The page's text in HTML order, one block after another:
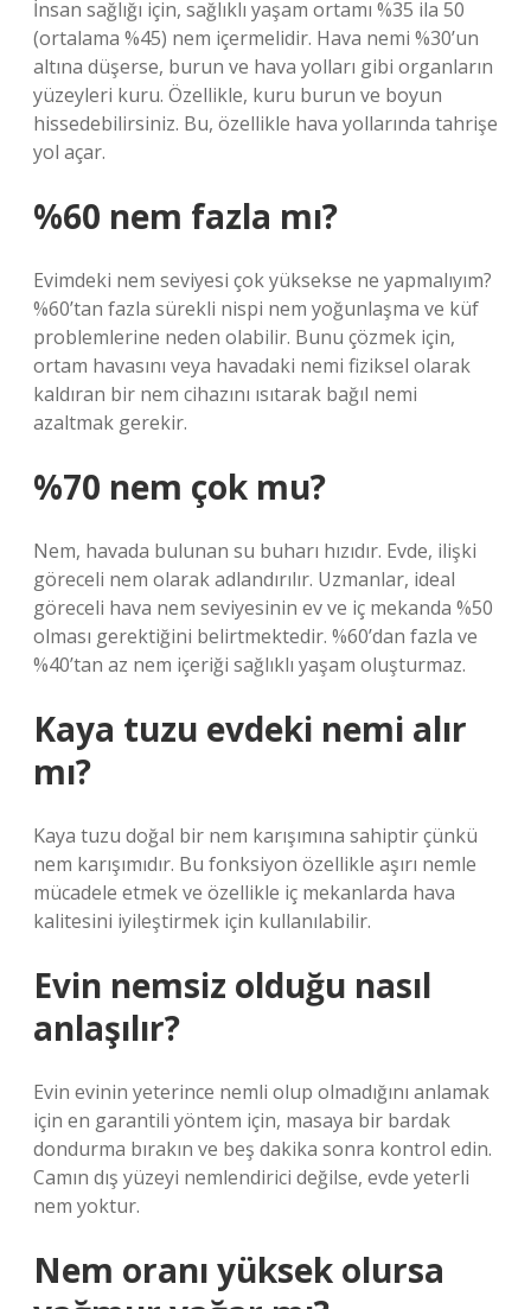
İnsan sağlığı için, sağlıklı yaşam ortamı %35 ila 50
(ortalama %45) nem içermelidir. Hava nemi %30’un
altına düşerse, burun ve hava yolları gibi organların
yüzeyleri kuru. Özellikle, kuru burun ve boyun
hissedebilirsiniz. Bu, özellikle hava yollarında tahrişe
yol açar.
%60 nem fazla mı?
Evimdeki nem seviyesi çok yüksekse ne yapmalıyım?
%60’tan fazla sürekli nispi nem yoğunlaşma ve küf
problemlerine neden olabilir. Bunu çözmek için,
ortam havasını veya havadaki nemi fiziksel olarak
kaldıran bir nem cihazını ısıtarak bağıl nemi
azaltmak gerekir.
%70 nem çok mu?
Nem, havada bulunan su buharı hızıdır. Evde, ilişki
göreceli nem olarak adlandırılır. Uzmanlar, ideal
göreceli hava nem seviyesinin ev ve iç mekanda %50
olması gerektiğini belirtmektedir. %60’dan fazla ve
%40’tan az nem içeriği sağlıklı yaşam oluşturmaz.
Kaya tuzu evdeki nemi alır
mı?
Kaya tuzu doğal bir nem karışımına sahiptir çünkü
nem karışımıdır. Bu fonksiyon özellikle aşırı nemle
mücadele etmek ve özellikle iç mekanlarda hava
kalitesini iyileştirmek için kullanılabilir.
Evin nemsiz olduğu nasıl
anlaşılır?
Evin evinin yeterince nemli olup olmadığını anlamak
için en garantili yöntem için, masaya bir bardak
dondurma bırakın ve beş dakika sonra kontrol edin.
Camın dış yüzeyi nemlendirici değilse, evde yeterli
nem yoktur.
Nem oranı yüksek olursa